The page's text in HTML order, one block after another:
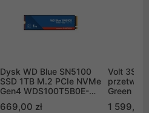
Dysk WD Blue SN5100
SSD 1TB M.2 PCIe NVMe
Gen4 WDS100T5B0E-
669,00 zł
Volt
Green
1 599,00